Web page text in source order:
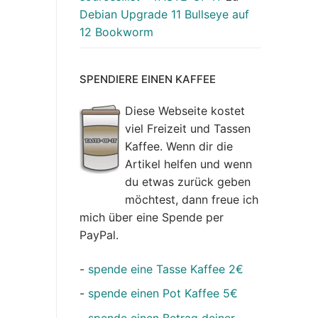
Debian Upgrade 11 Bullseye auf
12 Bookworm
SPENDIERE EINEN KAFFEE
Diese Webseite kostet
viel Freizeit und Tassen
Kaffee. Wenn dir die
Artikel helfen und wenn
du etwas zurück geben
möchtest, dann freue ich
mich über eine Spende per
PayPal.
- spende eine Tasse Kaffee 2€
- spende einen Pot Kaffee 5€